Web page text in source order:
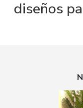
diseños